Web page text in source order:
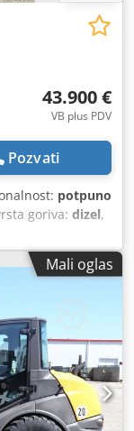
43.900 €
VB plus PDV
Pozvati
potpuno
goriva: dizel,
h, Oprema:UVV
za palete,
kolo,
gume, Kutija
svetla, Radio
kanta sa
za palete
Mali oglas